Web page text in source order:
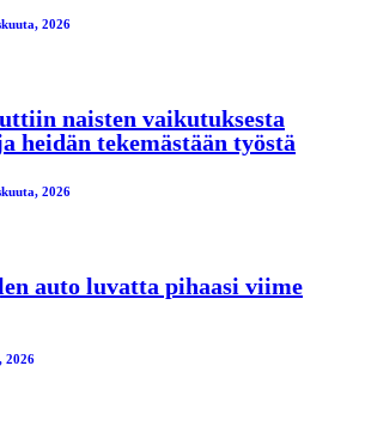
2026
naisten vaikutuksesta
heidän tekemästään työstä
2026
auto luvatta pihaasi viime
2026